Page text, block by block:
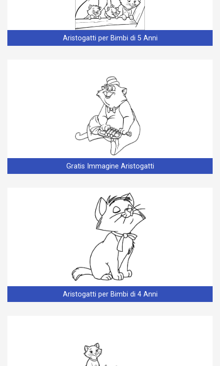
Aristogatti per Bimbi di 5 Anni
Gratis Immagine Aristogatti
Aristogatti per Bimbi di 4 Anni